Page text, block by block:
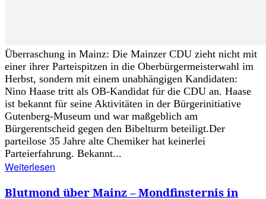
Überraschung in Mainz: Die Mainzer CDU zieht nicht mit
einer ihrer Parteispitzen in die Oberbürgermeisterwahl im
Herbst, sondern mit einem unabhängigen Kandidaten:
Nino Haase tritt als OB-Kandidat für die CDU an. Haase
ist bekannt für seine Aktivitäten in der Bürgerinitiative
Gutenberg-Museum und war maßgeblich am
Bürgerentscheid gegen den Bibelturm beteiligt.Der
parteilose 35 Jahre alte Chemiker hat keinerlei
Parteierfahrung. Bekannt...
Weiterlesen
Blutmond über Mainz – Mondfinsternis in